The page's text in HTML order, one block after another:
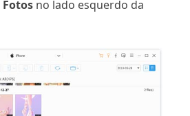
Fotos no lado esquerdo da